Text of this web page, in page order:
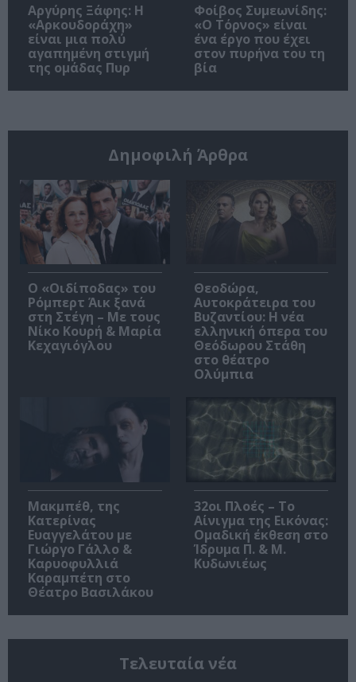
Αργύρης Ξάφης: Η
«Αρκουδοράχη»
είναι μια πολύ
αγαπημένη στιγμή
της ομάδας Πυρ
Φοίβος Συμεωνίδης:
«Ο Τόρνος» είναι
ένα έργο που έχει
στον πυρήνα του τη
βία
Δημοφιλή Άρθρα
O «Οιδίποδας» του
Ρόμπερτ Άικ ξανά
στη Στέγη – Με τους
Νίκο Κουρή & Μαρία
Κεχαγιόγλου
Θεοδώρα,
Αυτοκράτειρα του
Βυζαντίου: Η νέα
ελληνική όπερα του
Θεόδωρου Στάθη
στο θέατρο
Ολύμπια
Μακμπέθ, της
Κατερίνας
Ευαγγελάτου με
Γιώργο Γάλλο &
Καρυοφυλλιά
Καραμπέτη στο
Θέατρο Βασιλάκου
32οι Πλοές – Το
Αίνιγμα της Εικόνας:
Ομαδική έκθεση στο
Ίδρυμα Π. & Μ.
Κυδωνιέως
Τελευταία νέα